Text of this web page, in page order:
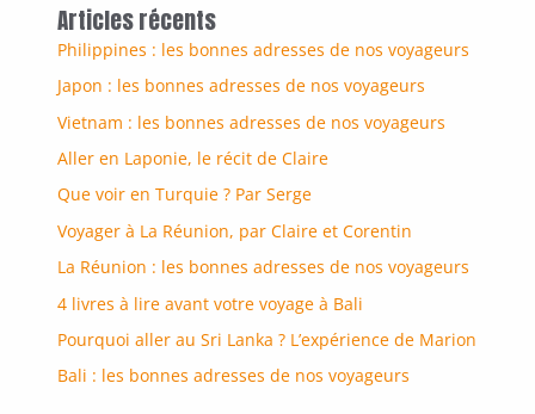
Articles récents
Philippines : les bonnes adresses de nos voyageurs
Japon : les bonnes adresses de nos voyageurs
Vietnam : les bonnes adresses de nos voyageurs
Aller en Laponie, le récit de Claire
Que voir en Turquie ? Par Serge
Voyager à La Réunion, par Claire et Corentin
La Réunion : les bonnes adresses de nos voyageurs
4 livres à lire avant votre voyage à Bali
Pourquoi aller au Sri Lanka ? L’expérience de Marion
Bali : les bonnes adresses de nos voyageurs